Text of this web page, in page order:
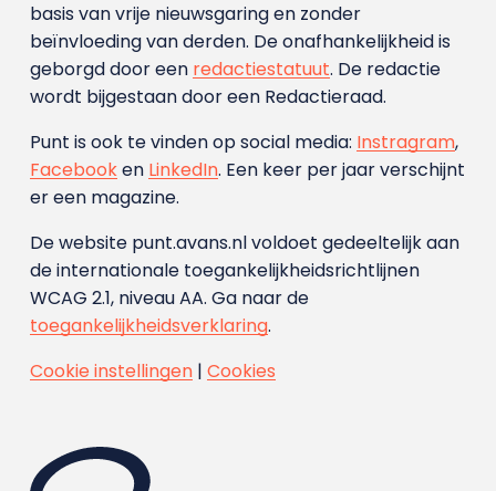
basis van vrije nieuwsgaring en zonder
beïnvloeding van derden. De onafhankelijkheid is
geborgd door een redactiestatuut. De redactie
wordt bijgestaan door een Redactieraad.
Punt is ook te vinden op social media: Instragram,
Facebooken LinkedIn. Een keer per jaar verschijnt
er een magazine.
De website punt.avans.nl voldoet gedeeltelijk aan
de internationale toegankelijkheidsrichtlijnen
WCAG 2.1, niveau AA. Ga naar de
toegankelijkheidsverklaring.
Cookie instellingen| Cookies